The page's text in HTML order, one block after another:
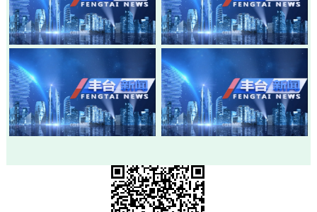
20260803-丰台新闻
20260730-丰台新闻